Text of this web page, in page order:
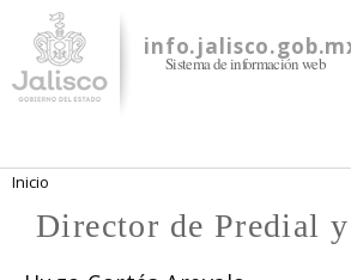
contenido
principal
Sistema de información web
Se encuentra usted aquí
Inicio
Director de Predial